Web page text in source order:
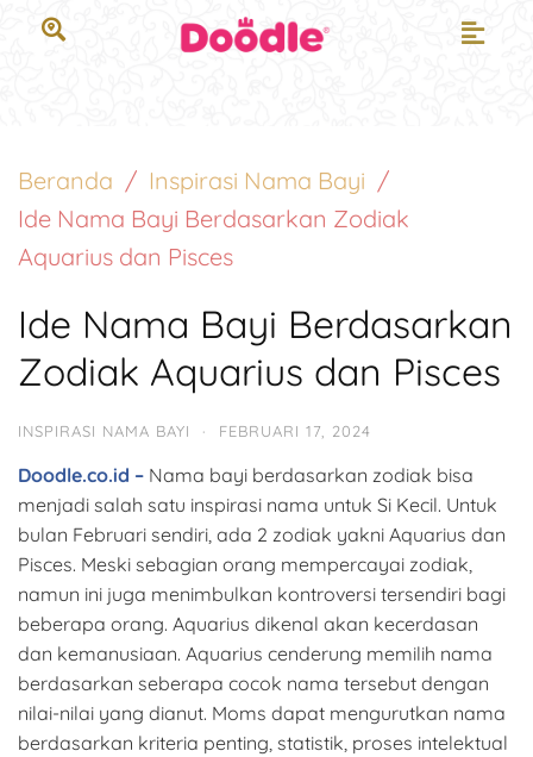
Beranda
Inspirasi Nama Bayi
Ide Nama Bayi Berdasarkan Zodiak
Aquarius dan Pisces
Ide Nama Bayi Berdasarkan
Zodiak Aquarius dan Pisces
INSPIRASI NAMA BAYI · FEBRUARI 17, 2024
Doodle.co.id – Nama bayi berdasarkan zodiak bisa
menjadi salah satu inspirasi nama untuk Si Kecil. Untuk
bulan Februari sendiri, ada 2 zodiak yakni Aquarius dan
Pisces. Meski sebagian orang mempercayai zodiak,
namun ini juga menimbulkan kontroversi tersendiri bagi
beberapa orang. Aquarius dikenal akan kecerdasan
dan kemanusiaan. Aquarius cenderung memilih nama
berdasarkan seberapa cocok nama tersebut dengan
nilai-nilai yang dianut. Moms dapat mengurutkan nama
berdasarkan kriteria penting, statistik, proses intelektual